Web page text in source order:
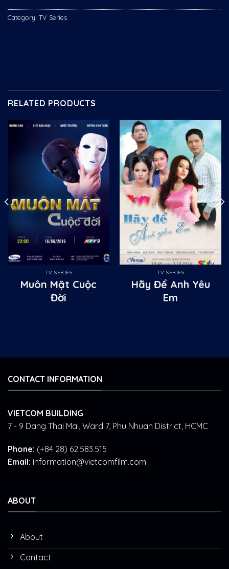
Category: TV Series
RELATED PRODUCTS
TV SERIES
Muôn Mặt Cuộc
Đời
TV SERIES
Hãy Để Anh Yêu
Em
CONTACT INFORMATION
VIETCOM BUILDING
7 - 9 Dang Thai Mai, Ward 7, Phu Nhuan District, HCMC
Phone: (+84 28) 62.583.515
Email: information@vietcomfilm.com
ABOUT
About
Contact